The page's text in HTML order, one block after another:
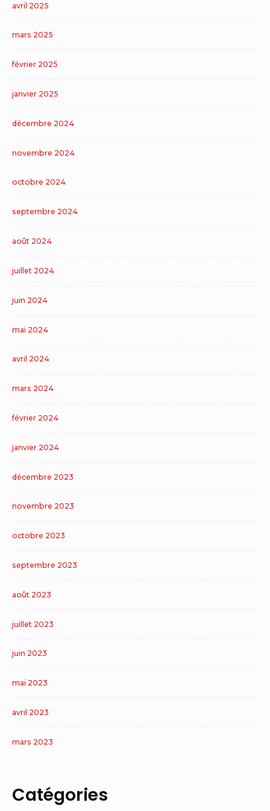
avril 2025
mars 2025
février 2025
janvier 2025
décembre 2024
novembre 2024
octobre 2024
septembre 2024
août 2024
juillet 2024
juin 2024
mai 2024
avril 2024
mars 2024
février 2024
janvier 2024
décembre 2023
novembre 2023
octobre 2023
septembre 2023
août 2023
juillet 2023
juin 2023
mai 2023
avril 2023
mars 2023
Catégories